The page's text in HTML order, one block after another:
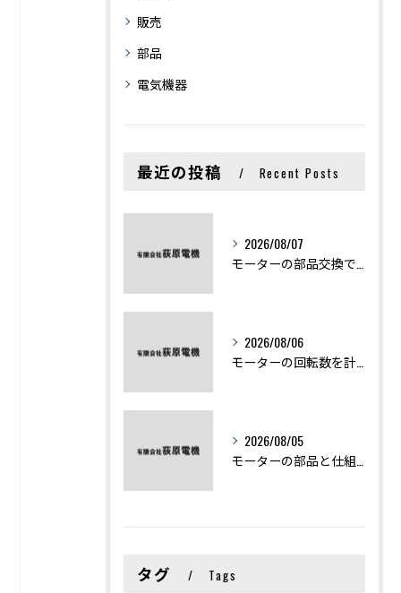
販売
部品
電気機器
最近の投稿 Recent Posts
2026/08/07
2026/08/06
2026/08/05
タグ Tags